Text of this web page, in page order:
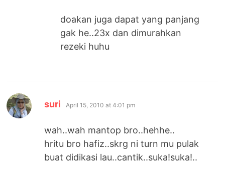
doakan juga dapat yang panjang
gak he..23x dan dimurahkan
rezeki huhu
suri says:
April 15, 2010 at 4:01 pm
wah..wah mantop bro..hehhe..
hritu bro hafiz..skrg ni turn mu pulak
buat didikasi lau..cantik..suka!suka!..